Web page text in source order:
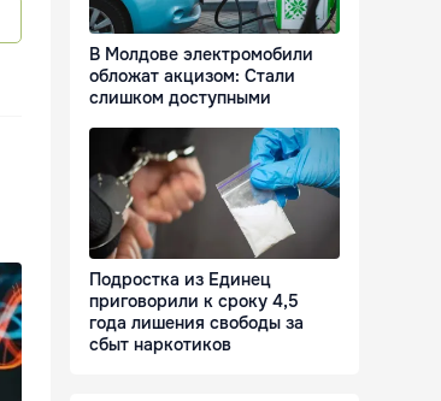
В Молдове электромобили
обложат акцизом: Стали
слишком доступными
Подростка из Единец
приговорили к сроку 4,5
года лишения свободы за
сбыт наркотиков